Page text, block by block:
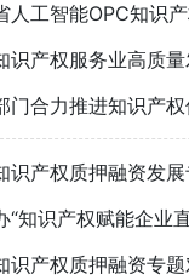
人工智能OPC知识
识产权服务业高质
门合力推进知识产
识产权质押融资发
“知识产权赋能企业
识产权质押融资专